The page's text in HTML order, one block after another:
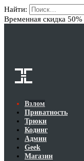
Найти:
Временная скидка 50%
Взлом
Приватность
Трюки
Кодинг
Админ
Geek
Магазин